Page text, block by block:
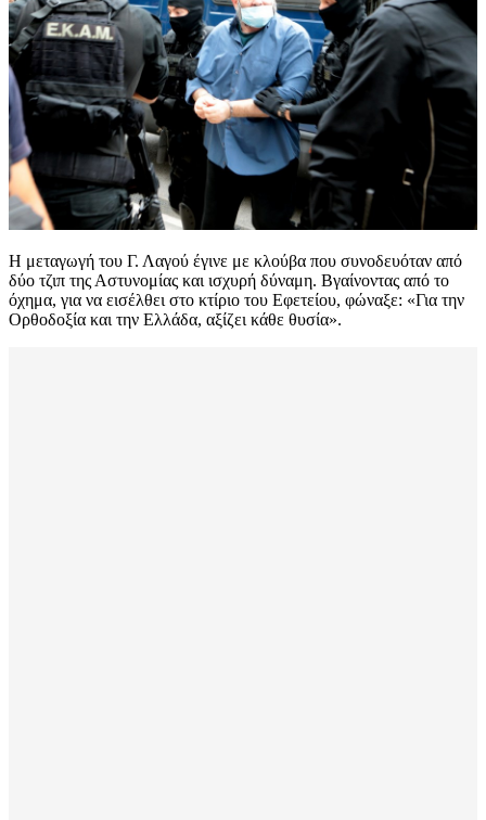
Η μεταγωγή του Γ. Λαγού έγινε με κλούβα που συνοδευόταν από
δύο τζιπ της Αστυνομίας και ισχυρή δύναμη. Βγαίνοντας από το
όχημα, για να εισέλθει στο κτίριο του Εφετείου, φώναξε: «Για την
Ορθοδοξία και την Ελλάδα, αξίζει κάθε θυσία».